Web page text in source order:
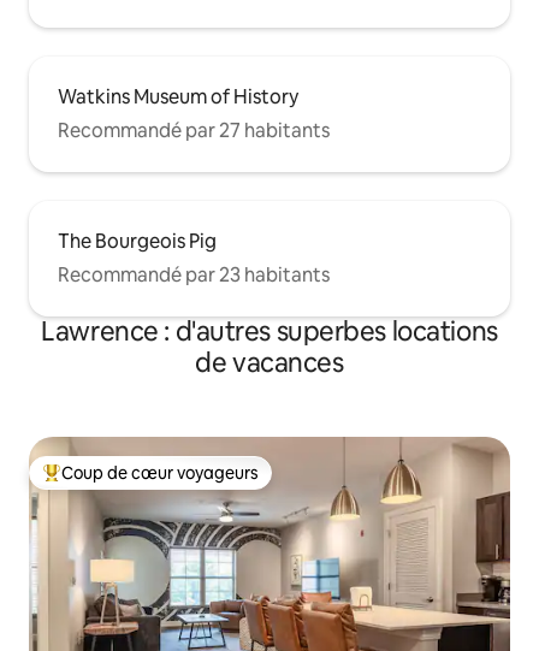
Watkins Museum of History
Recommandé par 27 habitants
The Bourgeois Pig
Recommandé par 23 habitants
Lawrence : d'autres superbes locations
de vacances
Coups de cœur voyageurs les plus appréciés
Coup de cœur voyageurs